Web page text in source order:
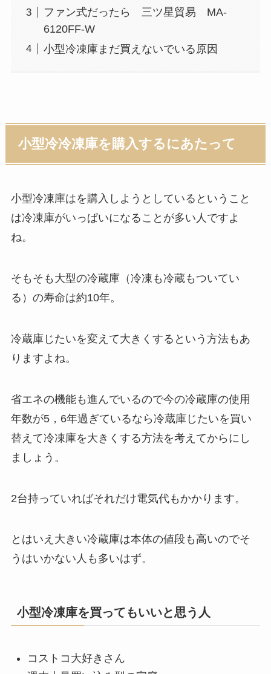
ファン式だったら 三ツ星貿易 MA-
6120FF-W
小型冷凍庫まだ買えないでいる原因
小型冷冷凍庫を購入するにあたって
小型冷凍庫はを購入しようとしているということ
は冷凍庫がいっぱいになることが多い人ですよ
ね。
そもそも大型の冷蔵庫（冷凍も冷蔵もついてい
る）の寿命は約10年。
冷蔵庫じたいを変えて大きくするという方法もあ
りますよね。
省エネの機能も進んでいるので今の冷蔵庫の使用
年数が5，6年過ぎているなら冷蔵庫じたいを買い
替えて冷凍庫を大きくする方法を考えてからにし
ましょう。
2台持っていればそれだけ電気代もかかります。
とはいえ大きい冷蔵庫は本体の値段も高いのでそ
うはいかない人も多いはず。
小型冷凍庫を買ってもいいと思う人
コストコ大好きさん